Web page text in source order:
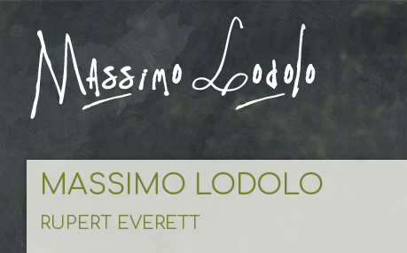
MASSIMO LODOLO
RUPERT EVERETT